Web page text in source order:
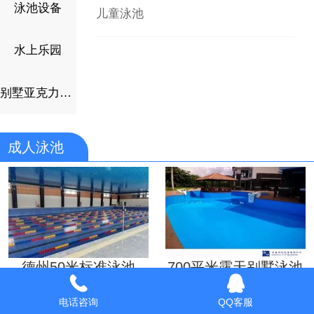
泳池设备
水上乐园
别墅亚克力泳池
儿童泳池
成人泳池
德州50米标准泳池 700平米露天别墅泳池
电话咨询 QQ客服